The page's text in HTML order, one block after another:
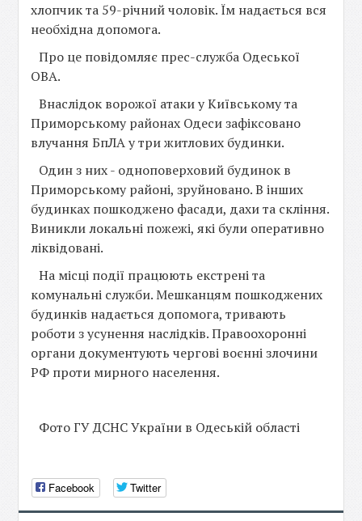
хлопчик та 59-річний чоловік. Їм надається вся
необхідна допомога.
Про це повідомляє прес-служба Одеської
ОВА.
Внаслідок ворожої атаки у Київському та
Приморському районах Одеси зафіксовано
влучання БпЛА у три житлових будинки.
Один з них - одноповерховий будинок в
Приморському районі, зруйновано. В інших
будинках пошкоджено фасади, дахи та скління.
Виникли локальні пожежі, які були оперативно
ліквідовані.
На місці події працюють екстрені та
комунальні служби. Мешканцям пошкоджених
будинків надається допомога, тривають
роботи з усунення наслідків. Правоохоронні
органи документують чергові воєнні злочини
РФ проти мирного населення.
Фото ГУ ДСНС України в Одеській області
Facebook Twitter